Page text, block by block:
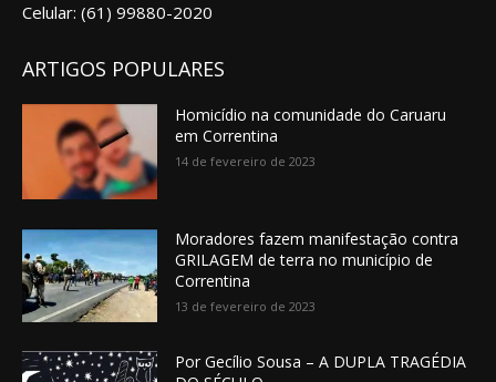
Celular: (61) 99880-2020
ARTIGOS POPULARES
Homicídio na comunidade do Caruaru
em Correntina
14 de fevereiro de 2023
Moradores fazem manifestação contra
GRILAGEM de terra no município de
Correntina
13 de fevereiro de 2023
Por Gecílio Sousa – A DUPLA TRAGÉDIA